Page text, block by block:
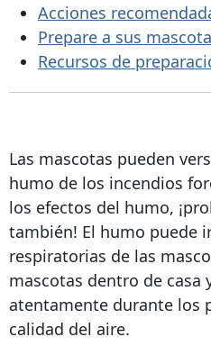
Acciones
Prepare a sus
Recursos de
Las mascotas pueden
humo de los incendios
los efectos del humo,
también! El humo puede
respiratorias de las
mascotas dentro de casa
atentamente durante los
calidad del aire.